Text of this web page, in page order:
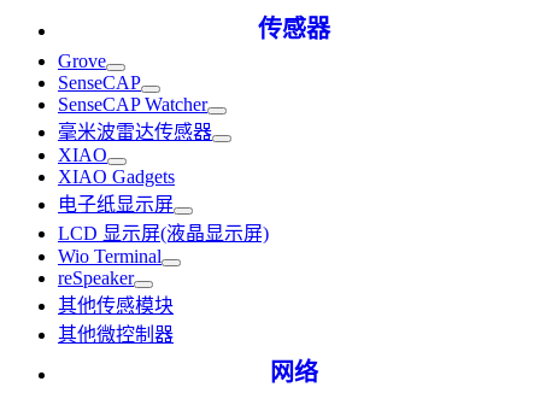
传感器
Grove
SenseCAP
SenseCAP Watcher
毫米波雷达传感器
XIAO
XIAO Gadgets
电子纸显示屏
LCD 显示屏(液晶显示屏)
Wio Terminal
reSpeaker
其他传感模块
其他微控制器
网络